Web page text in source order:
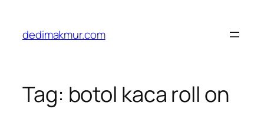
content
dedimakmur.com
Tag: botol kaca roll on